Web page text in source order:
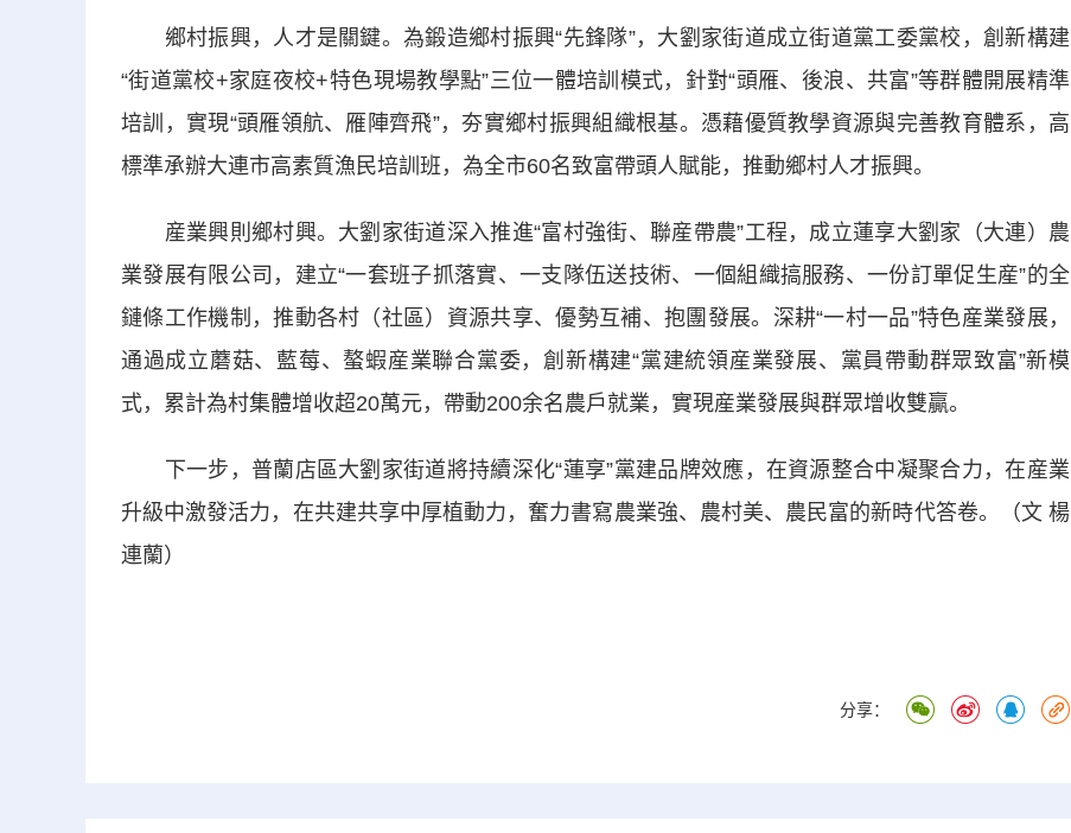
鄉村振興，人才是關鍵。為鍛造鄉村振興“先鋒隊”，大劉家街道成立街道黨工委黨校，創新構建
“街道黨校+家庭夜校+特色現場教學點”三位一體培訓模式，針對“頭雁、後浪、共富”等群體開展精準
培訓，實現“頭雁領航、雁陣齊飛”，夯實鄉村振興組織根基。憑藉優質教學資源與完善教育體系，高
標準承辦大連市高素質漁民培訓班，為全市60名致富帶頭人賦能，推動鄉村人才振興。
産業興則鄉村興。大劉家街道深入推進“富村強街、聯産帶農”工程，成立蓮享大劉家（大連）農
業發展有限公司，建立“一套班子抓落實、一支隊伍送技術、一個組織搞服務、一份訂單促生産”的全
鏈條工作機制，推動各村（社區）資源共享、優勢互補、抱團發展。深耕“一村一品”特色産業發展，
通過成立蘑菇、藍莓、螯蝦産業聯合黨委，創新構建“黨建統領産業發展、黨員帶動群眾致富”新模
式，累計為村集體增收超20萬元，帶動200余名農戶就業，實現産業發展與群眾增收雙贏。
下一步，普蘭店區大劉家街道將持續深化“蓮享”黨建品牌效應，在資源整合中凝聚合力，在産業
升級中激發活力，在共建共享中厚植動力，奮力書寫農業強、農村美、農民富的新時代答卷。（文 楊
連蘭）
分享：